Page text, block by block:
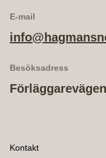
E-mail
Besöksadress
Kontakt